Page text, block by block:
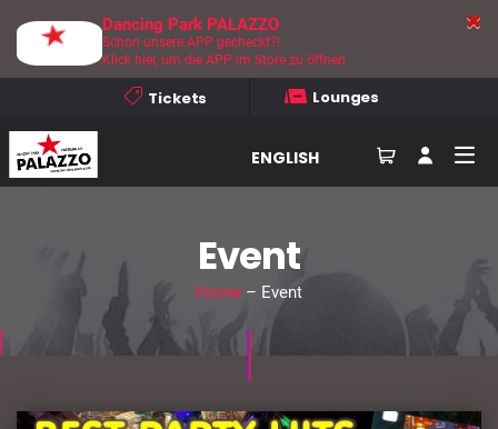
Tickets Lounges
ENGLISH
Event
Home – Event
Dancing Park PALAZZO
Schon unsere APP gecheckt?!
Klick hier, um die APP im Store zu öffnen